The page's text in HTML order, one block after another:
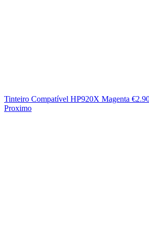
Tinteiro Compatível HP920X Magenta €
Proximo